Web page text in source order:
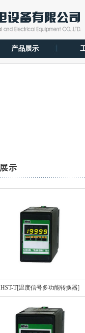
产品展示
HST-T[温度信号多功能转换器]